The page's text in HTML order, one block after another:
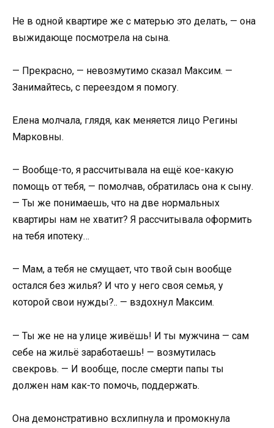
Не в одной квартире же с матерью это делать, — она
выжидающе посмотрела на сына.
— Прекрасно, — невозмутимо сказал Максим. —
Занимайтесь, с переездом я помогу.
Елена молчала, глядя, как меняется лицо Регины
Марковны.
— Вообще-то, я рассчитывала на ещё кое-какую
помощь от тебя, — помолчав, обратилась она к сыну.
— Ты же понимаешь, что на две нормальных
квартиры нам не хватит? Я рассчитывала оформить
на тебя ипотеку…
— Мам, а тебя не смущает, что твой сын вообще
остался без жилья? И что у него своя семья, у
которой свои нужды?.. — вздохнул Максим.
— Ты же не на улице живёшь! И ты мужчина — сам
себе на жильё заработаешь! — возмутилась
свекровь. — И вообще, после смерти папы ты
должен нам как-то помочь, поддержать.
Она демонстративно всхлипнула и промокнула